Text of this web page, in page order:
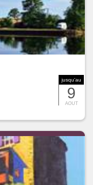
jusqu'au
9
AOUT